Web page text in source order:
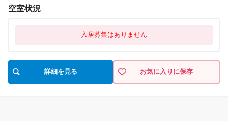
空室状況
入居募集はありません
詳細を見る お気に入りに保存